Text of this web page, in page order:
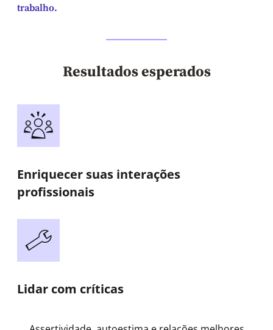
trabalho.
Resultados esperados
Enriquecer suas interações
profissionais
Lidar com críticas